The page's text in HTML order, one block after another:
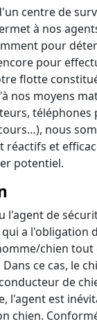
centre de
à nos
pour
pour
flotte
nos moyens
nous
et
potentiel.
l'agent de
a l'obligation
chien tout
ce cas, le
de
l'agent est
chien.